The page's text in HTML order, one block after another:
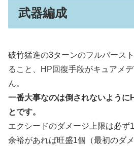
武器編成
破竹猛進の3ターンのフルバース
ること、HP回復手段がキュアメ
ん。
一番大事なのは倒されないように
とです。
エクシードのダメージ上限は必ず
余裕があれば旺盛1個（最初のダ